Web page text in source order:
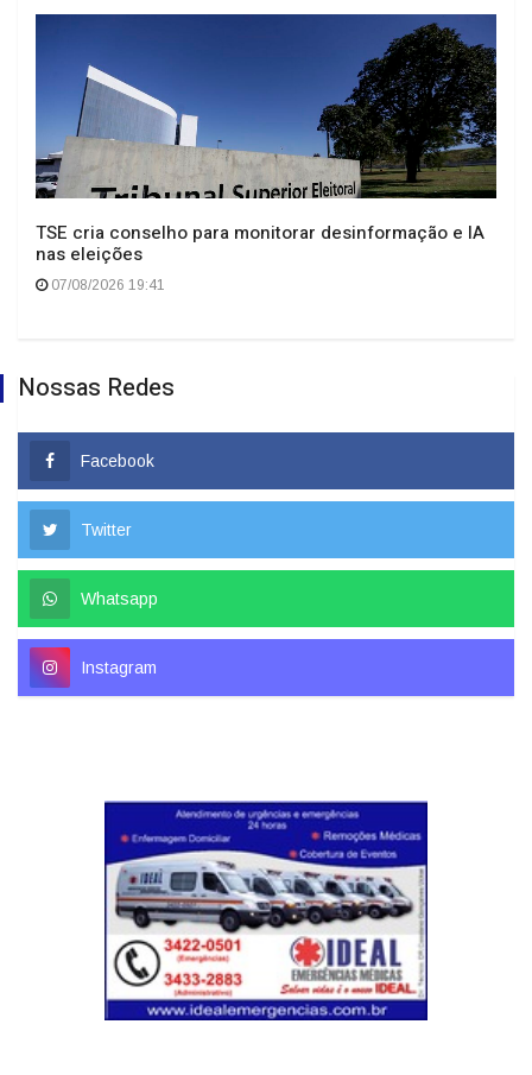
TSE cria conselho para monitorar desinformação e IA
nas eleições
07/08/2026 19:41
Nossas Redes
Facebook
Twitter
Whatsapp
Instagram